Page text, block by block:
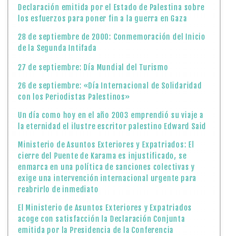
Declaración emitida por el Estado de Palestina sobre
los esfuerzos para poner fin a la guerra en Gaza
28 de septiembre de 2000: Conmemoración del Inicio
de la Segunda Intifada
27 de septiembre: Día Mundial del Turismo
26 de septiembre: «Día Internacional de Solidaridad
con los Periodistas Palestinos»
Un día como hoy en el año 2003 emprendió su viaje a
la eternidad el ilustre escritor palestino Edward Said
Ministerio de Asuntos Exteriores y Expatriados: El
cierre del Puente de Karama es injustificado, se
enmarca en una política de sanciones colectivas y
exige una intervención internacional urgente para
reabrirlo de inmediato
El Ministerio de Asuntos Exteriores y Expatriados
acoge con satisfacción la Declaración Conjunta
emitida por la Presidencia de la Conferencia